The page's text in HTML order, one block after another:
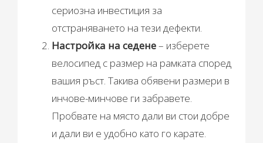
сериозна инвестиция за
отстраняването на тези дефекти.
Настройка на седене– изберете
велосипед с размер на рамката според
вашия ръст. Такива обявени размери в
инчове-минчове ги забравете.
Пробвате на място дали ви стои добре
и дали ви е удобно като го карате.